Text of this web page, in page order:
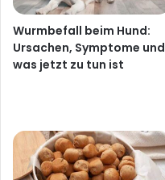
Wurmbefall beim Hund:
Ursachen, Symptome und
was jetzt zu tun ist